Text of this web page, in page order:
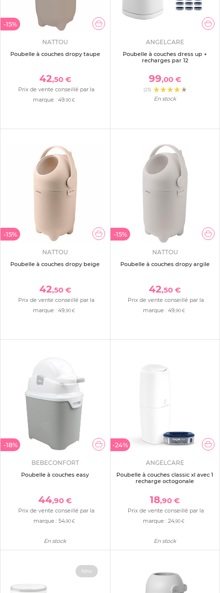
-15%
NATTOU
Poubelle à couches dropy taupe
42,50 €
Prix de vente conseillé par la
marque :49,90 €
ANGELCARE
Poubelle à couches dress up +
recharges par 12
99,00 €
(23)
En stock
-15%
NATTOU
Poubelle à couches dropy beige
42,50 €
Prix de vente conseillé par la
marque :49 ,90 €
-15%
NATTOU
Poubelle à couches dropy argile
42,50 €
Prix de vente conseillé par la
marque : 49 ,90 €
-18%
BEBECONFORT
Poubelle à couches easy
44,90 €
Prix de vente conseillé par la
marque : 54,90 €
En stock
-24%
ANGELCARE
Poubelle à couches classic xl avec 1
recharge octogonale
18,90 €
Prix de vente conseillé par la
marque :24 ,90 €
En stock
New